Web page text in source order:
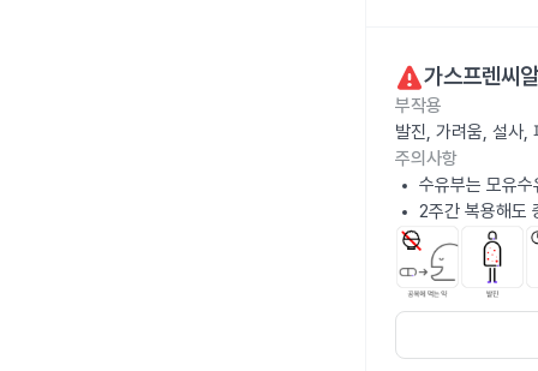
가스프렌씨
부작용
발진, 가려움, 설사,
주의사항
수유부는 모유
2주간 복용해도